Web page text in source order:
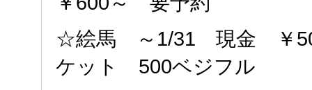
☆絵馬 ～1/31 現金 ￥
ケット 500ベジフル